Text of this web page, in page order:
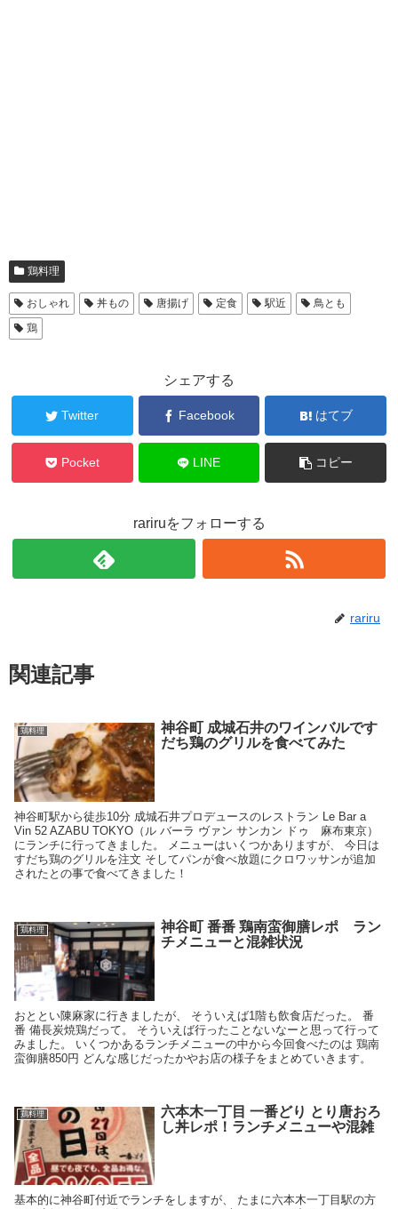
鶏料理
おしゃれ 丼もの 唐揚げ 定食 駅近
鳥とも
鶏
シェアする
Twitter Facebook はてブ
Pocket LINE コピー
rariruをフォローする
rariru
関連記事
鶏料理
神谷町 成城石井のワインバルです
だち鶏のグリルを食べてみた
神谷町駅から徒歩10分 成城石井プロデュースのレストラン Le Bar a
Vin 52 AZABU TOKYO（ル バーラ ヴァン サンカン ドゥ 麻布東京）
にランチに行ってきました。 メニューはいくつかありますが、 今日は
すだち鶏のグリルを注文 そしてパンが食べ放題にクロワッサンが追加
されたとの事で食べてきました！
鶏料理
神谷町 番番 鶏南蛮御膳レポ ラン
チメニューと混雑状況
おととい陳麻家に行きましたが、 そういえば1階も飲食店だった。 番
番 備長炭焼鶏だって。 そういえば行ったことないなーと思って行って
みました。 いくつかあるランチメニューの中から今回食べたのは 鶏南
蛮御膳850円 どんな感じだったかやお店の様子をまとめていきます。
鶏料理
六本木一丁目 一番どり とり唐おろ
し丼レポ！ランチメニューや混雑
基本的に神谷町付近でランチをしますが、 たまに六本木一丁目駅の方